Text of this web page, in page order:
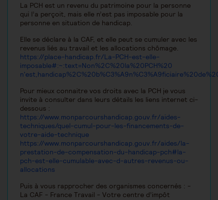
La PCH est un revenu du patrimoine pour la personne
qui l’a perçoit, mais elle n’est pas imposable pour la
personne en situation de handicap.
Elle se déclare à la CAF, et elle peut se cumuler avec les
revenus liés au travail et les allocations chômage.
https://place-handicap.fr/La-PCH-est-elle-
imposable#:~:text=Non%2C%20la%20PCH%20
Pour mieux connaitre vos droits avec la PCH je vous
invite à consulter dans leurs détails les liens internet ci-
dessous :
https://www.monparcourshandicap.gouv.fr/aides-
techniques/quel-cumul-pour-les-financements-de-
votre-aide-technique
https://www.monparcourshandicap.gouv.fr/aides/la-
prestation-de-compensation-du-handicap-pch#la-
pch-est-elle-cumulable-avec-d-autres-revenus-ou-
allocations
Puis à vous rapprocher des organismes concernés : -
La CAF - France Travail - Votre centre d’impôt